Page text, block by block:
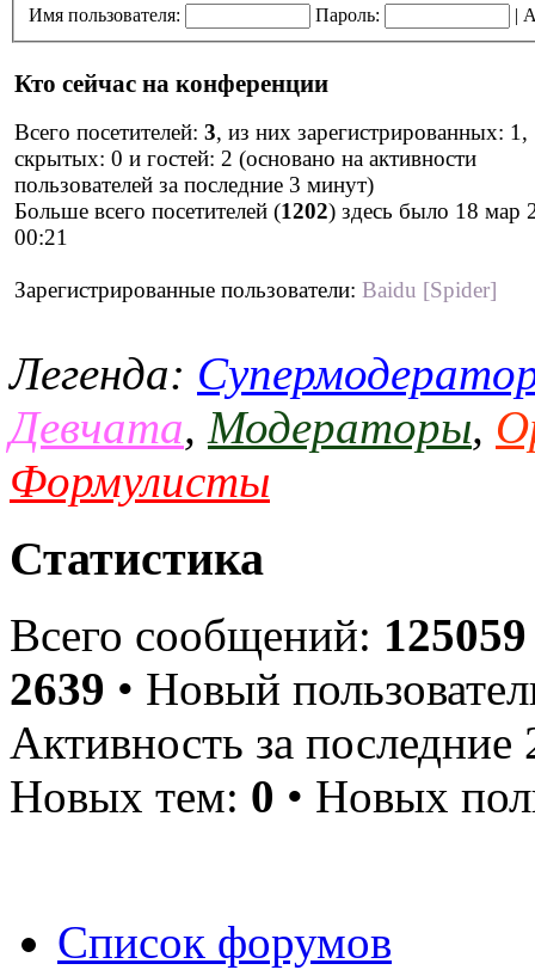
Имя пользователя: Пароль: |
Кто сейчас на конференции
Всего посетителей: 3, из них зарегистрированных: 1,
скрытых: 0 и гостей: 2 (основано на активности
пользователей за последние 3 минут)
Больше всего посетителей (1202) здесь было 18 мар
00:21
Зарегистрированные пользователи: Baidu [Spider]
Легенда:
Девчата, Модераторы,
Формулисты
Статистика
Всего сообщений: 125059
2639 • Новый
Активность за
Новых тем: 0 • Новых
Список форумов